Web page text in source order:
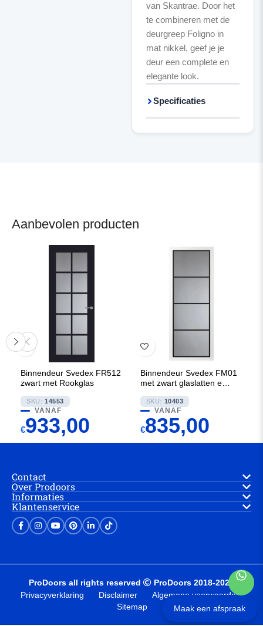
van Skantrae. Door het
te combineren met de
deurgreep Foligno in
mat nikkel, geef je je
deur een complete en
elegante look.
Specificaties
Aanbevolen producten
Binnendeur Svedex FR512
zwart met Rookglas
SKU: 14553
VANAF
€933,00
Binnendeur Svedex FM01
met zwart glaslatten en
SKU: 10403
VANAF
€835,00
Contact
Over Prodoors
Informaties
Klantenservice
ProDoors all rights reserved
ProDoors 2018-2025
Privacyverklaring
Disclaimer
Algemene voorwaarden
Sitemap
Maak een afspraak